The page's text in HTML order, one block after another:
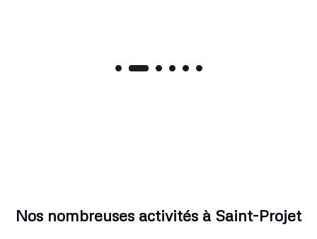
Nos nombreuses activités à Saint-Projet